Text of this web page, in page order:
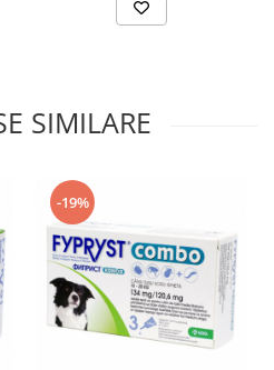
SIMILARE
-19%